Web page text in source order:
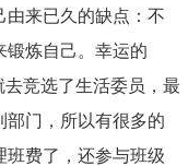
由来已久的缺点：不
锻炼自己。幸运的
竞选了生活委员，最
部门，所以有很多的
班费了，还参与班级